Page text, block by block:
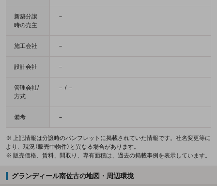
新築分譲
時の売主
－
施工会社 －
設計会社 －
管理会社/
方式
－ / －
備考 －
※ 上記情報は分譲時のパンフレットに掲載されていた情報です。社名変更等に
より、現況（販売中物件）と異なる場合があります。
※ 販売価格、賃料、間取り、専有面積は、過去の掲載事例を表示しています。
グランディール南佐古の地図・周辺環境